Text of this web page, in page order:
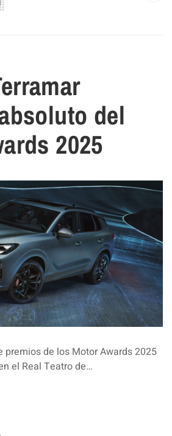
del
2025
premios de los Motor Awards 2025
el Real Teatro de…